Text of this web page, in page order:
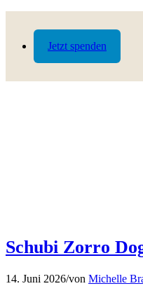
Jetzt spenden
Schubi Zorro
14. Juni 2026/von Michelle